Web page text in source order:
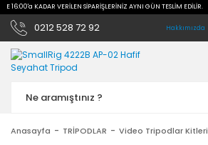
16:00'a KADAR VERİLEN SİPARİŞLERİNİZ AYNI GÜN TESLİM EDİLİR.
0212 528 72 92 Hakkımızda
Anasayfa TRİPODLAR Video Tripodlar Kitleri